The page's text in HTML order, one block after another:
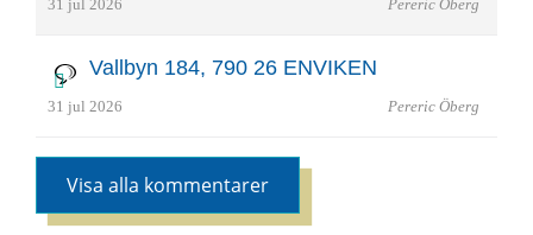
31 jul 2026 Pereric Öberg
Vallbyn 184, 790 26 ENVIKEN
31 jul 2026 Pereric Öberg
Visa alla kommentarer